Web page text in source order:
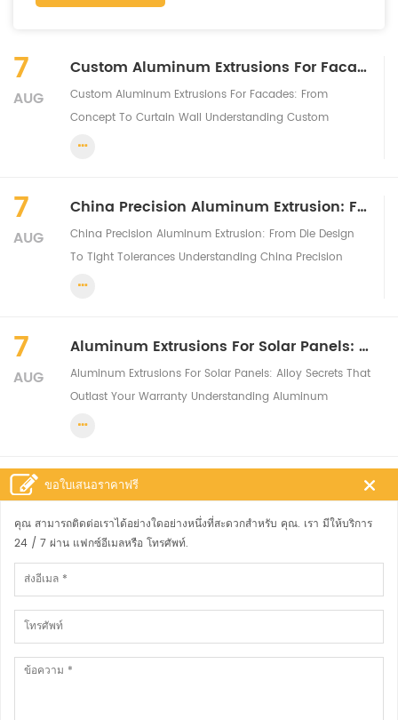
7
AUG
Custom Aluminum Extrusions For Facades: From Concept To Curtain Wall
Custom Aluminum Extrusions For Facades: From
Concept To Curtain Wall Understanding Custom
Aluminum Extrusions for Modern Facades When you
curtain ...
7
AUG
China Precision Aluminum Extrusion: From Die Design To Tight Tolerances
China Precision Aluminum Extrusion: From Die Design
To Tight Tolerances Understanding China Precision
Aluminum Extrusion When you're sourcing components
7
AUG
Aluminum Extrusions For Solar Panels: Alloy Secrets That Outlast Your Warranty
Aluminum Extrusions For Solar Panels: Alloy Secrets That
Outlast Your Warranty Understanding Aluminum
Extrusions in Solar Panel Systems When you're standing
for a utility-scale project, the met...
ติดต่อเรา
ตามเรามา
แท็กร้อน
ฝากข้อความ
ขอใบเสนอราคาฟรี
คุณ สามารถติดต่อเราได้อย่างใดอย่างหนึ่งที่สะดวกสำหรับ คุณ. เรา มีให้บริการ
24 / 7 ผ่าน แฟกซ์อีเมลหรือ โทรศัพท์.